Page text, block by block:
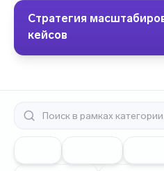
Стратегия
кейсов